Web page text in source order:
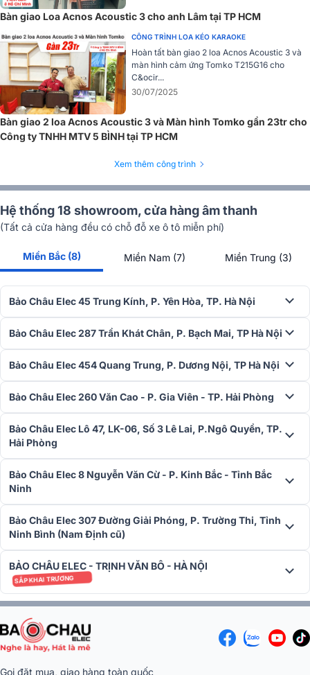
Loa Acnos Acoustic 3 V26 sẵn hàng tại Bảo Châu Elec
ĂN ĐỨT phiên bản cũ -ACNOS ACOUSTIC 3 V26- Nâng cấp "ĂN
1. Thiết kế cổ điển cao cấp - Chắc chắn và tinh tế
Thùng gỗ bọc da cao cấp - Nền tảng cho chất âm và độ bền
Bàn giao Loa Acnos Acoustic 3 cho anh Lâm tại TP HCM
CÔNG TRÌNH LOA KÉO KARAOKE
Hoàn tất bàn giao 2 loa Acnos Acoustic 3 và
màn hình cảm ứng Tomko T215G16 cho
C&ocir...
30/07/2025
Bàn giao 2 loa Acnos Acoustic 3 và Màn hình Tomko gần 23tr cho
Công ty TNHH MTV 5 BÌNH tại TP HCM
Xem thêm công trình
Hệ thống 18 showroom, cửa hàng âm thanh
(Tất cả cửa hàng đều có chỗ đỗ xe ô tô miễn phí)
Miền Bắc (8) Miền Nam (7) Miền Trung (3)
Bảo Châu Elec 45 Trung Kính, P. Yên Hòa, TP. Hà Nội
Bảo Châu Elec 287 Trần Khát Chân, P. Bạch Mai, TP Hà Nội
Bảo Châu Elec 454 Quang Trung, P. Dương Nội, TP Hà Nội
Bảo Châu Elec 260 Văn Cao - P. Gia Viên - TP. Hải Phòng
Bảo Châu Elec Lô 47, LK-06, Số 3 Lê Lai, P.Ngô Quyền, TP.
Hải Phòng
Bảo Châu Elec 8 Nguyễn Văn Cừ - P. Kinh Bắc - Tỉnh Bắc
Ninh
Bảo Châu Elec 307 Đường Giải Phóng, P. Trường Thi, Tỉnh
Ninh Bình (Nam Định cũ)
BẢO CHÂU ELEC - TRỊNH VĂN BÔ - HÀ NỘI
SẮP KHAI TRƯƠNG
Gọi đặt mua, giao hàng toàn quốc